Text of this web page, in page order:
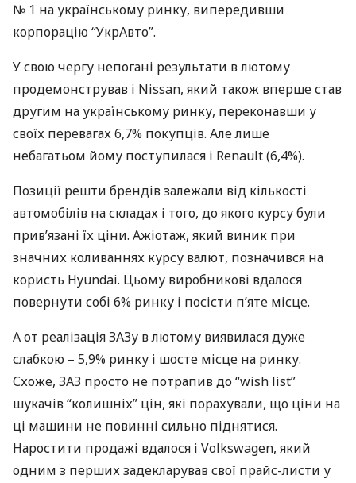
№ 1 на українському ринку, випередивши
корпорацію “УкрАвто”.
У свою чергу непогані результати в лютому
продемонстрував і Nissan, який також вперше став
другим на українському ринку, переконавши у
своїх перевагах 6,7% покупців. Але лише
небагатьом йому поступилася і Renault (6,4%).
Позиції решти брендів залежали від кількості
автомобілів на складах і того, до якого курсу були
прив’язані їх ціни. Ажіотаж, який виник при
значних коливаннях курсу валют, позначився на
користь Hyundai. Цьому виробникові вдалося
повернути собі 6% ринку і посісти п’яте місце.
А от реалізаціяЗАЗу в лютому виявилася дуже
слабкою – 5,9% ринку і шосте місце на ринку.
Схоже, ЗАЗ просто не потрапив до “wish list”
шукачів “колишніх” цін, які порахували, що ціни на
ці машини не повинні сильно піднятися.
Наростити продажі вдалося і Volkswagen, який
одним з перших задекларував свої прайс-листи у